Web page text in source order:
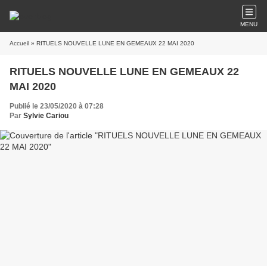
MENU
Accueil » RITUELS NOUVELLE LUNE EN GEMEAUX 22 MAI 2020
RITUELS NOUVELLE LUNE EN GEMEAUX 22
MAI 2020
Publié le 23/05/2020 à 07:28
Par Sylvie Cariou